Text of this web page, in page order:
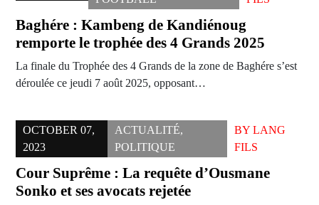
Baghére : Kambeng de Kandiénoug
remporte le trophée des 4 Grands 2025
La finale du Trophée des 4 Grands de la zone de Baghére s’est
déroulée ce jeudi 7 août 2025, opposant…
OCTOBER 07,
2023
ACTUALITÉ,
POLITIQUE
BY LANG
FILS
Cour Suprême : La requête d’Ousmane
Sonko et ses avocats rejetée